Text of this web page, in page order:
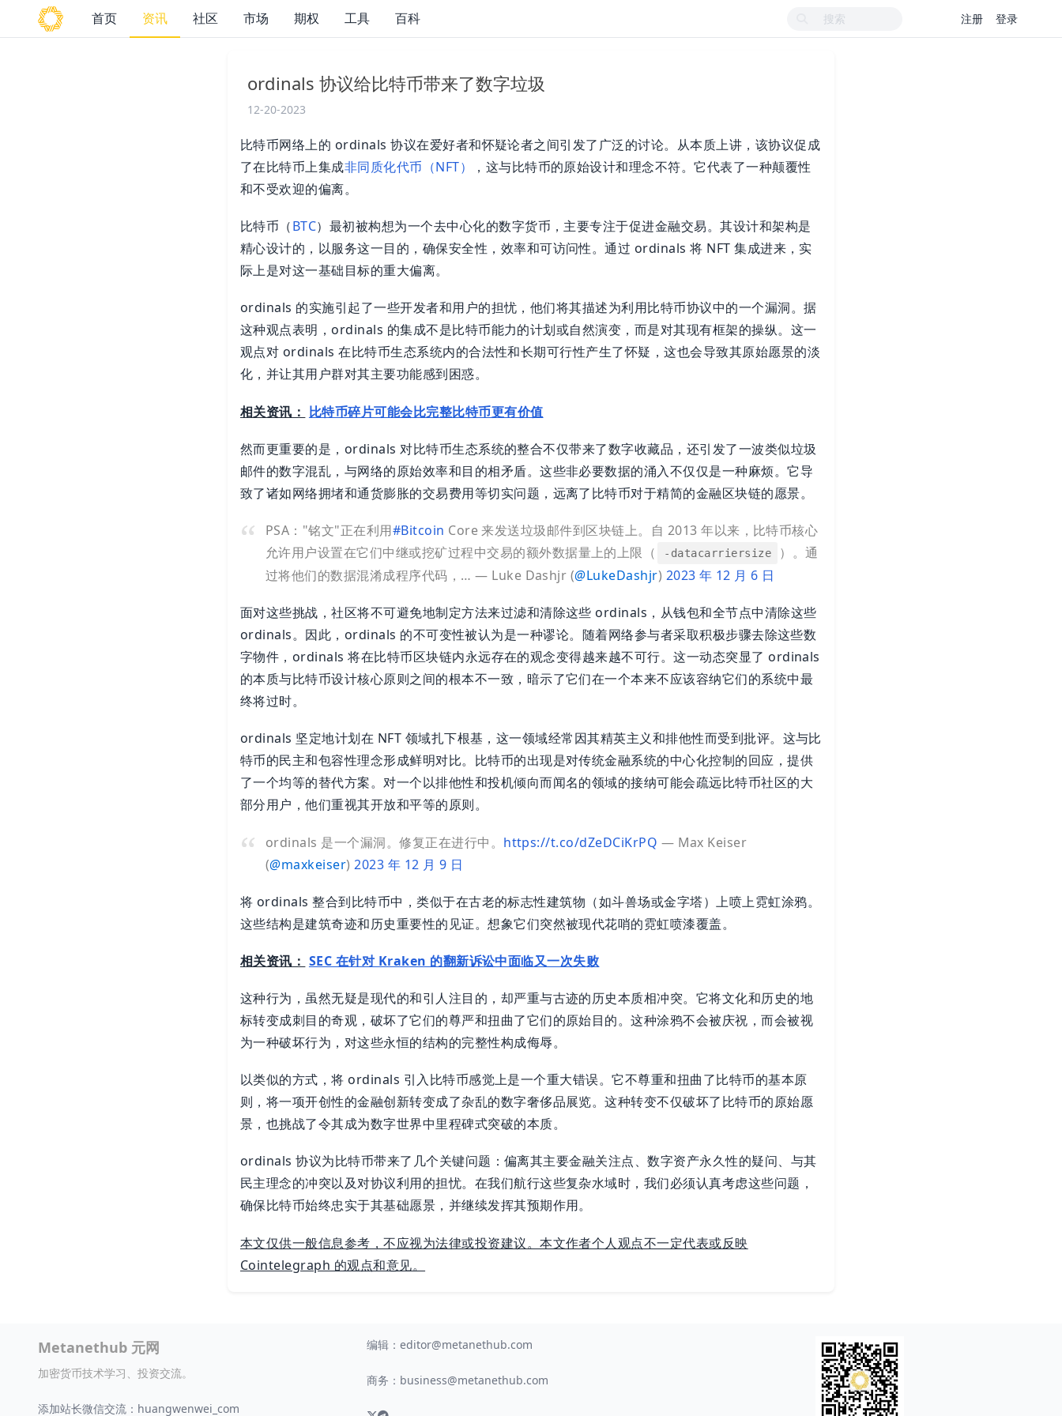
首页 资讯 社区 市场 期权 工具 百科 注册 登录
ordinals 协议给比特币带来了数字垃圾
12-20-2023
比特币网络上的 ordinals 协议在爱好者和怀疑论者之间引发了广泛的讨论。从本质上讲，该协议促成
了在比特币上集成非同质化代币（NFT）
，这与比特币的原始设计和理念不符。它代表了一种颠覆性
和不受欢迎的偏离。
比特币（BTC）最初被构想为一个去中心化的数字货币，主要专注于促进金融交易。其设计和架构是
精心设计的，以服务这一目的，确保安全性，效率和可访问性。通过 ordinals 将 NFT 集成进来，实
际上是对这一基础目标的重大偏离。
ordinals 的实施引起了一些开发者和用户的担忧，他们将其描述为利用比特币协议中的一个漏洞。据
这种观点表明，ordinals 的集成不是比特币能力的计划或自然演变，而是对其现有框架的操纵。这一
观点对 ordinals 在比特币生态系统内的合法性和长期可行性产生了怀疑，这也会导致其原始愿景的淡
化，并让其用户群对其主要功能感到困惑。
相关资讯： 比特币碎片可能会比完整比特币更有价值
然而更重要的是，ordinals 对比特币生态系统的整合不仅带来了数字收藏品，还引发了一波类似垃圾
邮件的数字混乱，与网络的原始效率和目的相矛盾。这些非必要数据的涌入不仅仅是一种麻烦。它导
致了诸如网络拥堵和通货膨胀的交易费用等切实问题，远离了比特币对于精简的金融区块链的愿景。
PSA："铭文"正在利用#Bitcoin Core 来发送垃圾邮件到区块链上。自 2013 年以来，比特币核心
允许用户设置在它们中继或挖矿过程中交易的额外数据量上的上限（
-datacarriersize
）。通
过将他们的数据混淆成程序代码，… — Luke Dashjr (@LukeDashjr) 2023 年 12 月 6 日
面对这些挑战，社区将不可避免地制定方法来过滤和清除这些 ordinals，从钱包和全节点中清除这些
ordinals。因此，ordinals 的不可变性被认为是一种谬论。随着网络参与者采取积极步骤去除这些数
字物件，ordinals 将在比特币区块链内永远存在的观念变得越来越不可行。这一动态突显了 ordinals
的本质与比特币设计核心原则之间的根本不一致，暗示了它们在一个本来不应该容纳它们的系统中最
终将过时。
ordinals 坚定地计划在 NFT 领域扎下根基，这一领域经常因其精英主义和排他性而受到批评。这与比
特币的民主和包容性理念形成鲜明对比。比特币的出现是对传统金融系统的中心化控制的回应，提供
了一个均等的替代方案。对一个以排他性和投机倾向而闻名的领域的接纳可能会疏远比特币社区的大
部分用户，他们重视其开放和平等的原则。
ordinals 是一个漏洞。修复正在进行中。 https://t.co/dZeDCiKrPQ — Max Keiser
(@maxkeiser)2023 年 12 月 9 日
将 ordinals 整合到比特币中，类似于在古老的标志性建筑物（如斗兽场或金字塔）上喷上霓虹涂鸦。
这些结构是建筑奇迹和历史重要性的见证。想象它们突然被现代花哨的霓虹喷漆覆盖。
相关资讯： SEC 在针对 Kraken 的翻新诉讼中面临又一次失败
这种行为，虽然无疑是现代的和引人注目的，却严重与古迹的历史本质相冲突。它将文化和历史的地
标转变成刺目的奇观，破坏了它们的尊严和扭曲了它们的原始目的。这种涂鸦不会被庆祝，而会被视
为一种破坏行为，对这些永恒的结构的完整性构成侮辱。
以类似的方式，将 ordinals 引入比特币感觉上是一个重大错误。它不尊重和扭曲了比特币的基本原
则，将一项开创性的金融创新转变成了杂乱的数字奢侈品展览。这种转变不仅破坏了比特币的原始愿
景，也挑战了令其成为数字世界中里程碑式突破的本质。
ordinals 协议为比特币带来了几个关键问题：偏离其主要金融关注点、数字资产永久性的疑问、与其
民主理念的冲突以及对协议利用的担忧。在我们航行这些复杂水域时，我们必须认真考虑这些问题，
确保比特币始终忠实于其基础愿景，并继续发挥其预期作用。
本文仅供一般信息参考，不应视为法律或投资建议。本文作者个人观点不一定代表或反映
Cointelegraph 的观点和意见。
Metanethub 元网
加密货币技术学习、投资交流。
添加站长微信交流：huangwenwei_com
编辑： editor@metanethub.com
商务： business@metanethub.com